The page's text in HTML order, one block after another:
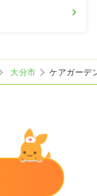
大分市
ケアガーデ